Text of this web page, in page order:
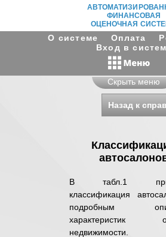
ФИНАНСОВАЯ
ОЦЕНОЧНАЯ
О системе Оплата
Вход в
Скрыть меню
Назад к
В табл.1
классификация
подробным
характеристик
недвижимости.